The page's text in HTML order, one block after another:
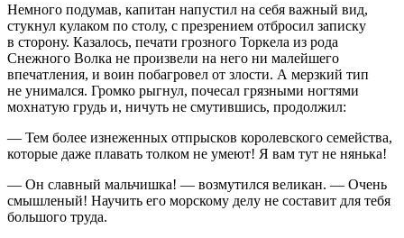
Немного подумав, капитан напустил на себя важный вид,
стукнул кулаком по столу, с презрением отбросил записку
в сторону. Казалось, печати грозного Торкела из рода
Снежного Волка не произвели на него ни малейшего
впечатления, и воин побагровел от злости. А мерзкий тип
не унимался. Громко рыгнул, почесал грязными ногтями
мохнатую грудь и, ничуть не смутившись, продолжил:
— Тем более изнеженных отпрысков королевского семейства,
которые даже плавать толком не умеют! Я вам тут не нянька!
— Он славный мальчишка! — возмутился великан. — Очень
смышленый! Научить его морскому делу не составит для тебя
большого труда.